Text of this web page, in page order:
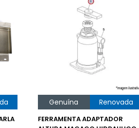
Genuína Renovada
FERRAMENTA ADAPTADOR